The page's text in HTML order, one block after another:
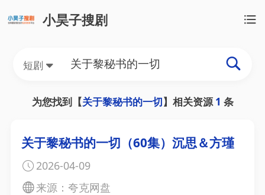
小昊子搜剧
短剧
为您找到【关于黎秘书的一切】相关资源1 条
关于黎秘书的一切（60集）沉思＆方瑾
2026-04-09
来源：夸克网盘